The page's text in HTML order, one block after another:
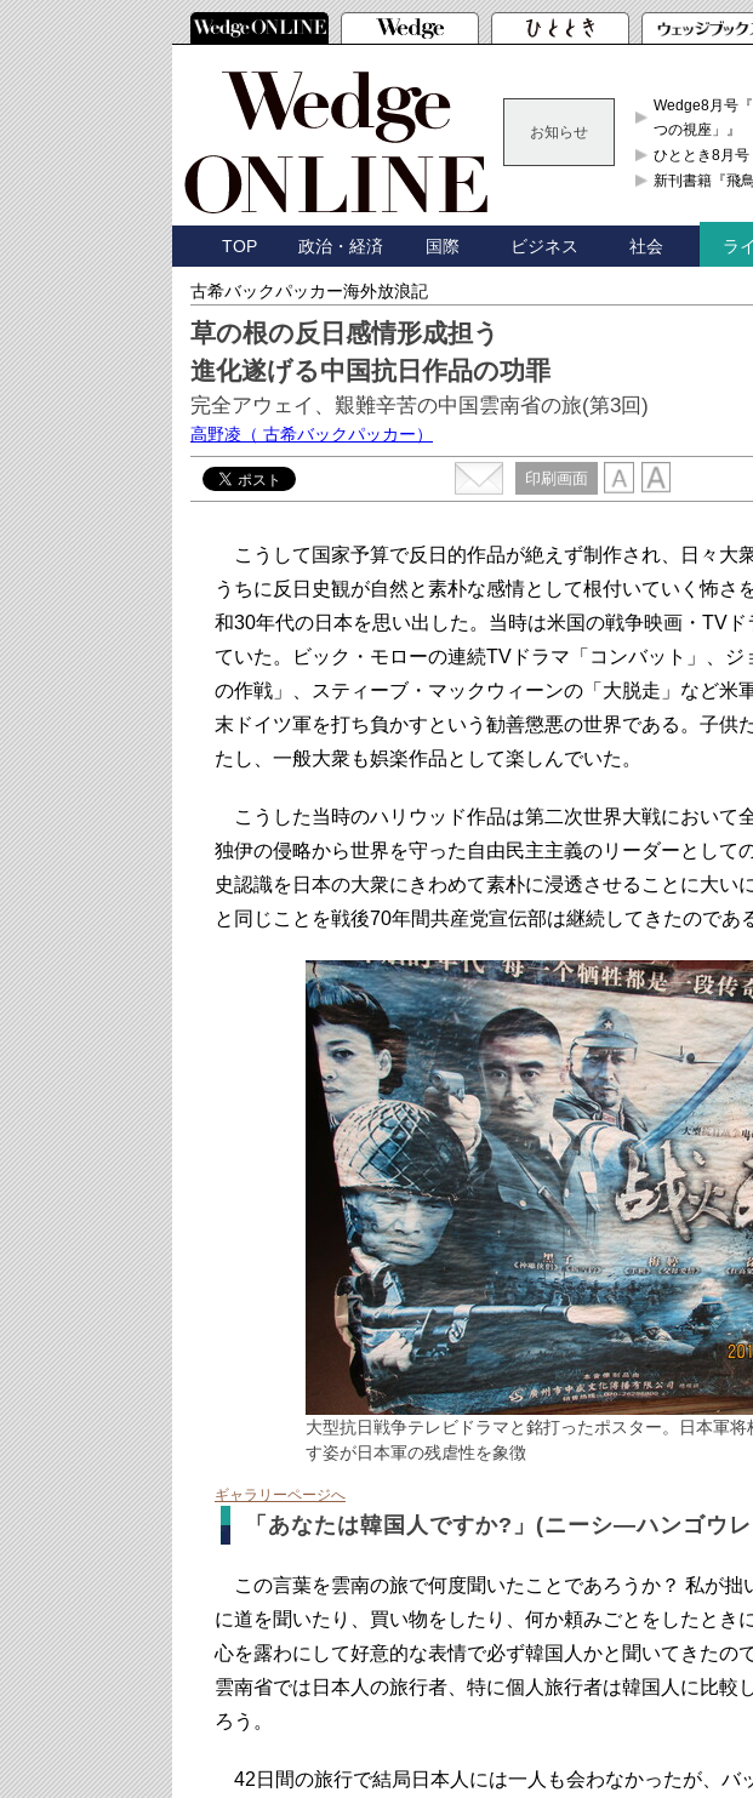
お知らせ
Wedge8月号
つの視座」』
ひととき8月
新刊書籍『飛
TOP 政治・経済 国際 ビジネス 社会 ラ
古希バックパッカー海外放浪記
草の根の反日感情形成担う
進化遂げる中国抗日作品の功罪
完全アウェイ、艱難辛苦の中国雲南省の旅(第3回)
高野凌 （ 古希バックパッカー）
印刷画面
こうして国家予算で反日的作品が絶えず制作され、日々大
うちに反日史観が自然と素朴な感情として根付いていく怖さ
和30年代の日本を思い出した。当時は米国の戦争映画・TV
ていた。ビック・モローの連続TVドラマ「コンバット」、ジ
の作戦」、スティーブ・マックウィーンの「大脱走」など米
末ドイツ軍を打ち負かすという勧善懲悪の世界である。子供
たし、一般大衆も娯楽作品として楽しんでいた。
こうした当時のハリウッド作品は第二次世界大戦において
独伊の侵略から世界を守った自由民主主義のリーダーとして
史認識を日本の大衆にきわめて素朴に浸透させることに大い
と同じことを戦後70年間共産党宣伝部は継続してきたのであ
大型抗日戦争テレビドラマと銘打ったポスター。日本軍
す姿が日本軍の残虐性を象徴
ギャラリーページへ
「あなたは韓国人ですか?」(ニーシ―ハンゴウ
この言葉を雲南の旅で何度聞いたことであろうか？ 私が拙
に道を聞いたり、買い物をしたり、何か頼みごとをしたとき
心を露わにして好意的な表情で必ず韓国人かと聞いてきたの
雲南省では日本人の旅行者、特に個人旅行者は韓国人に比較
ろう。
42日間の旅行で結局日本人には一人も会わなかったが、バ